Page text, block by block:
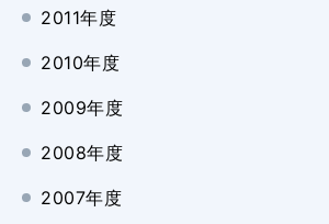
2011年度
2010年度
2009年度
2008年度
2007年度